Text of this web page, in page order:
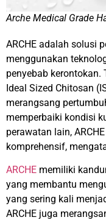
Arche Medical Grade
ARCHE adalah solusi
menggunakan
penyebab
Ideal Sized Chitosan
merangsang
memperbaiki kondisi
perawatan lain,
komprehensif,
ARCHE memiliki
yang membantu
yang sering kali
ARCHE juga